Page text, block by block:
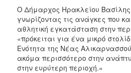
Ο Δήμαρχος Ηρακλείου
γνωρίζοντας τις ανάγκες που
αθλητική εγκατάσταση στην
«πρόκειται για ένα μικρό
Ενότητα της Νέας
ακόμα περισσότερο στην
στην ευρύτερη περιοχή.»